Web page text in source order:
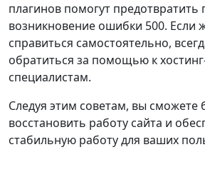
плагинов помогут предотвратить
возникновение ошибки 500. Если
справиться самостоятельно,
обратиться за помощью к
специалистам.
Следуя этим советам, вы сможете
восстановить работу сайта и
стабильную работу для ваших